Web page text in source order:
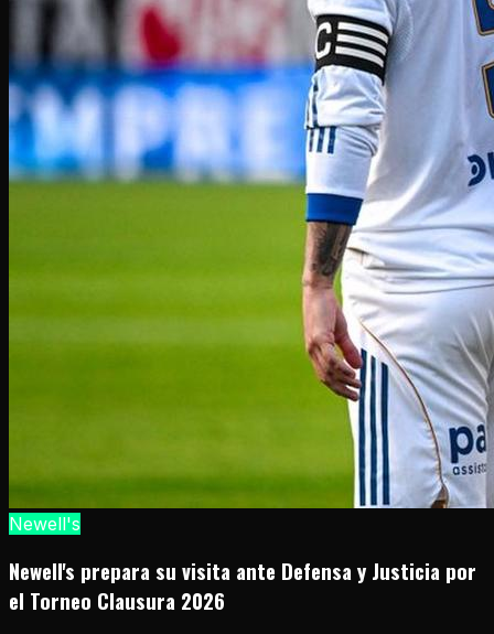
Newell's
Newell's prepara su visita ante Defensa y Justicia por
el Torneo Clausura 2026